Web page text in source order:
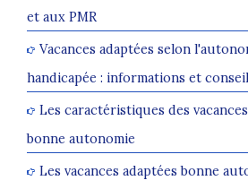
et aux PMR
Vacances adaptées selon
handicapée : informations et
Les caractéristiques des
bonne autonomie
Les vacances adaptées bonne